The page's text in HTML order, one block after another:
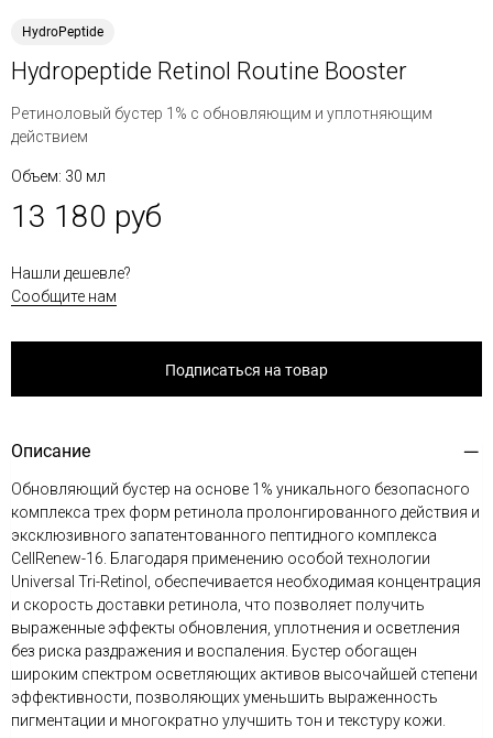
HydroPeptide
Hydropeptide Retinol Routine Booster
Ретиноловый бустер 1% с обновляющим и уплотняющим
действием
Объем: 30 мл
13 180 руб
Нашли дешевле?
Сообщите нам
Подписаться на товар
Описание
Обновляющий бустер на основе 1% уникального безопасного
комплекса трех форм ретинола пролонгированного действия и
эксклюзивного запатентованного пептидного комплекса
CellRenew-16. Благодаря применению особой технологии
Universal Tri-Retinol, обеспечивается необходимая концентрация
и скорость доставки ретинола, что позволяет получить
выраженные эффекты обновления, уплотнения и осветления
без риска раздражения и воспаления. Бустер обогащен
широким спектром осветляющих активов высочайшей степени
эффективности, позволяющих уменьшить выраженность
пигментации и многократно улучшить тон и текстуру кожи.